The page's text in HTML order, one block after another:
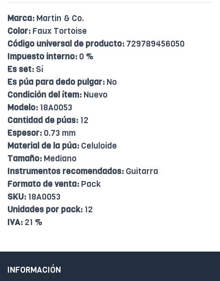
Marca: Martin & Co.
Color: Faux Tortoise
Código universal de producto: 729789456050
Impuesto interno: 0 %
Es set: Sí
Es púa para dedo pulgar: No
Condición del ítem: Nuevo
Modelo: 18A0053
Cantidad de púas: 12
Espesor: 0.73 mm
Material de la púa: Celuloide
Tamaño: Mediano
Instrumentos recomendados: Guitarra
Formato de venta: Pack
SKU: 18A0053
Unidades por pack: 12
IVA: 21 %
INFORMACIÓN